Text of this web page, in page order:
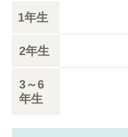
1年生
2年生
3～6
年生